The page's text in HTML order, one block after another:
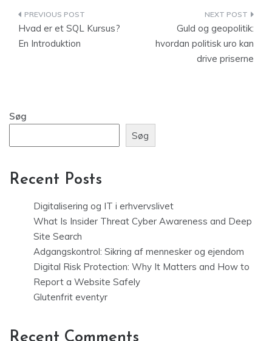
Indlægsnavigation
Hvad er et SQL Kursus?
En Introduktion
Guld og geopolitik:
hvordan politisk uro kan
drive priserne
Søg
Søg
Recent Posts
Digitalisering og IT i erhvervslivet
What Is Insider Threat Cyber Awareness and Deep
Site Search
Adgangskontrol: Sikring af mennesker og ejendom
Digital Risk Protection: Why It Matters and How to
Report a Website Safely
Glutenfrit eventyr